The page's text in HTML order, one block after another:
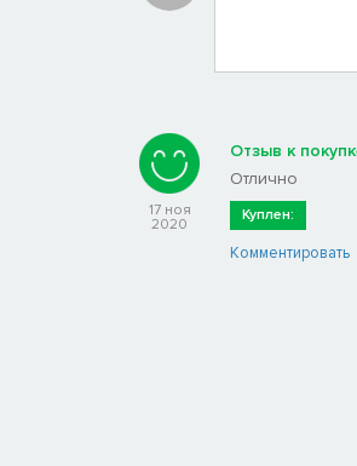
17 ноя
2020
Отзыв к
Отлично
Куплен:
Комментировать